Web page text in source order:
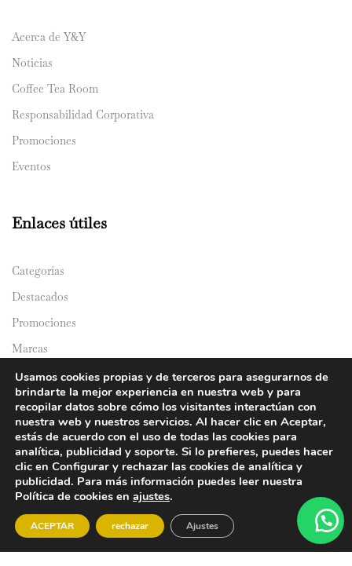
Acerca de Y&Y
Noticias
Coffee Tea Room
Responsabilidad Corporativa
Promociones
Eventos
Enlaces útiles
Categorías
Destacados
Promociones
Marcas
Catálogos
Domicilios
© 2024 Y&Y Asian Market. All rights reserved.
Usamos cookies propias y de terceros para asegurarnos de
brindarte la mejor experiencia en nuestra web y para
recopilar datos sobre cómo los visitantes interactúan con
nuestra web y nuestros servicios. Al hacer clic en Aceptar,
estás de acuerdo con el uso de todas las cookies para
analítica, publicidad y soporte. Si lo prefieres, puedes hacer
clic en Configurar y rechazar las cookies de analítica y
publicidad. Para más información puedes leer nuestra
Política de cookies en ajustes.
ACEPTAR rechazar Ajustes